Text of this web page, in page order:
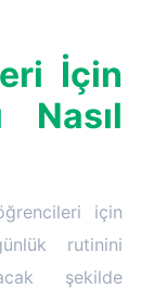
İçin
Nasıl
için
rutinini
şekilde